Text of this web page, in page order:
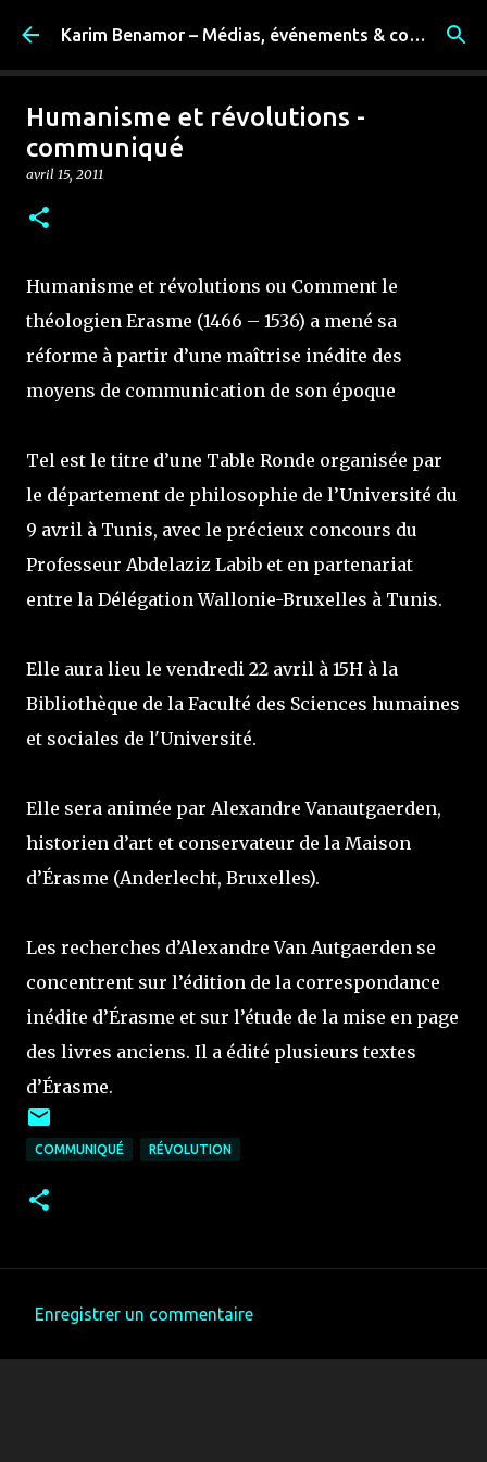
Accéder au contenu principal Karim Benamor – Médias, événements & coulisses
Humanisme et révolutions -
communiqué
avril 15, 2011
Humanisme et révolutions ou Comment le
théologien Erasme (1466 – 1536) a mené sa
réforme à partir d’une maîtrise inédite des
moyens de communication de son époque
Tel est le titre d’une Table Ronde organisée par
le département de philosophie de l’Université du
9 avril à Tunis, avec le précieux concours du
Professeur Abdelaziz Labib et en partenariat
entre la Délégation Wallonie-Bruxelles à Tunis.
Elle aura lieu le vendredi 22 avril à 15H à la
Bibliothèque de la Faculté des Sciences humaines
et sociales de l'Université.
Elle sera animée par Alexandre Vanautgaerden,
historien d’art et conservateur de la Maison
d’Érasme (Anderlecht, Bruxelles).
Les recherches d’Alexandre Van Autgaerden se
concentrent sur l’édition de la correspondance
inédite d’Érasme et sur l’étude de la mise en page
des livres anciens. Il a édité plusieurs textes
d’Érasme.
COMMUNIQUÉ RÉVOLUTION
Enregistrer un commentaire